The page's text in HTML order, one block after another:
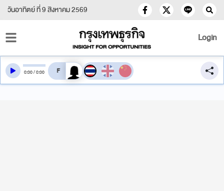
วันอาทิตย์ ที่ 9 สิงหาคม 2569
Login
0:00/0:00 สลับเสียงอ่าน